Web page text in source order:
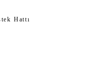
Hattı